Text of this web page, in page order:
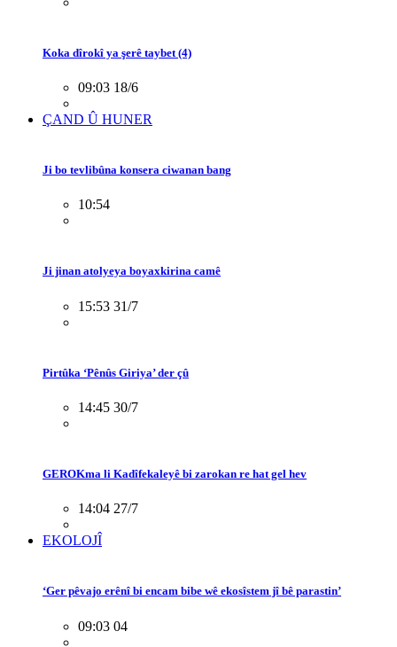
Koka dîrokî ya şerê taybet (4)
09:03 18/6
ÇAND Û HUNER
Ji bo tevlibûna konsera ciwanan bang
10:54
Ji jinan atolyeya boyaxkirina camê
15:53 31/7
Pirtûka ‘Pênûs Giriya’ der çû
14:45 30/7
GEROKma li Kadîfekaleyê bi zarokan re hat gel hev
14:04 27/7
EKOLOJÎ
‘Ger pêvajo erênî bi encam bibe wê ekosîstem jî bê parastin’
09:03 04